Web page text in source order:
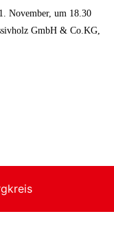
November, um 18.30
GmbH & Co.KG,